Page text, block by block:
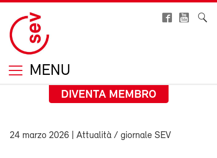
MENU
DIVENTA MEMBRO
24 marzo 2026 | Attualità / giornale SEV